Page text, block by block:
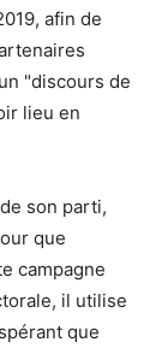
afin de
"discours de
lieu en
son parti,
que
campagne
il utilise
que